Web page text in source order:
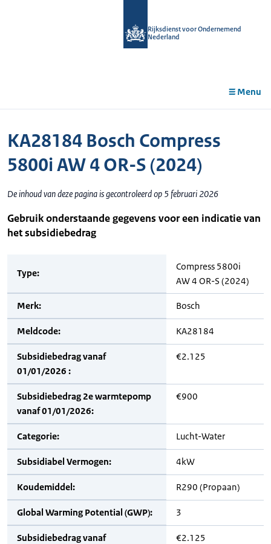
Rijksdienst voor Ondernemend
Nederland
Menu
KA28184 Bosch Compress
5800i AW 4 OR-S (2024)
De inhoud van deze pagina is gecontroleerd op 5 februari 2026
Gebruik onderstaande gegevens voor een indicatie van
het subsidiebedrag
Type:
Compress 5800i
AW 4 OR-S (2024)
Merk: Bosch
Meldcode: KA28184
Subsidiebedrag vanaf
01/01/2026 :
€2.125
Subsidiebedrag 2e warmtepomp
vanaf 01/01/2026:
€900
Categorie: Lucht-Water
Subsidiabel Vermogen: 4kW
Koudemiddel: R290 (Propaan)
Global Warming Potential (GWP): 3
Subsidiebedrag vanaf
€2.125